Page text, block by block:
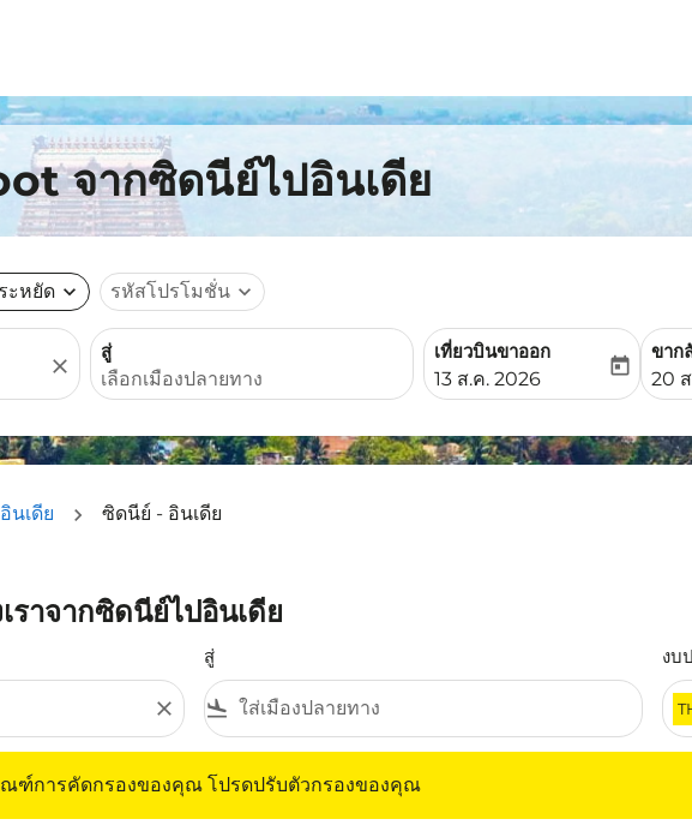
จากซิดนีย์ไปอินเดีย
ะหยัด expand_more รหัสโปรโมชั่น expand_more
close
สู่
เที่ยวบินขาออก
fc-booking-departure-
13 ส.ค. 2026
today
ขาก
fc-
20
นเดีย ซิดนีย์ - อินเดีย
ราจากซิดนีย์ไปอินเดีย
close
สู่
flight_land
งบ
ณฑ์การคัดกรองของคุณ โปรดปรับตัวกรองของคุณ